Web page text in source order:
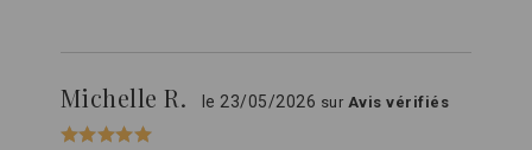
Michelle R. le 23/05/2026 sur Avis vérifiés